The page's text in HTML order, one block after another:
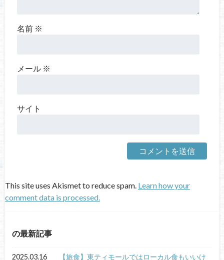
名前 ※
メール ※
サイト
This site uses Akismet to reduce spam. Learn how your
comment data is processed.
の最新記事
2025.03.16
【旅食】東ティモールではローカル食もいいけ